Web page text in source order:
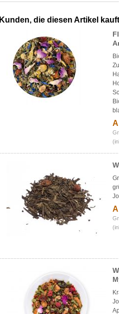
Kunden, die diesen Artikel